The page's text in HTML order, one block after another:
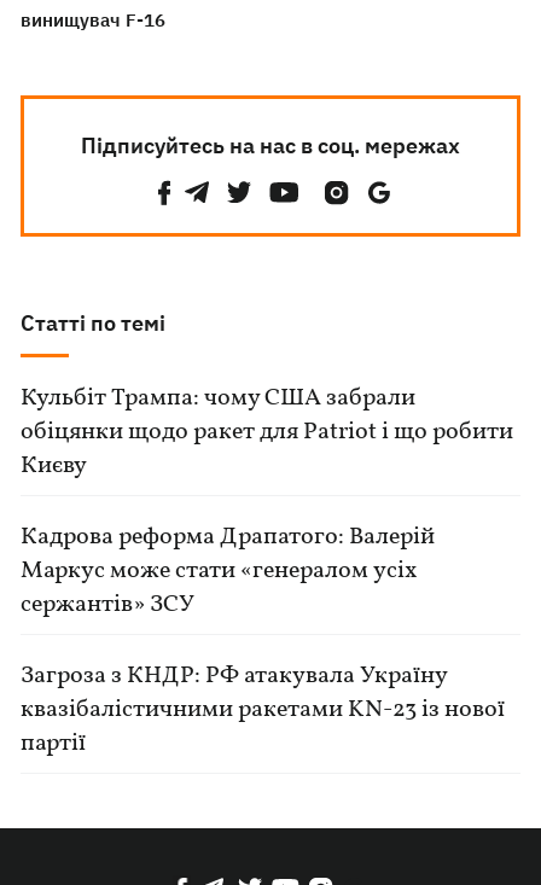
винищувач F-16
Підписуйтесь на нас в соц. мережах
Статті по темі
Кульбіт Трампа: чому США забрали
обіцянки щодо ракет для Patriot і що робити
Києву
Кадрова реформа Драпатого: Валерій
Маркус може стати «генералом усіх
сержантів» ЗСУ
Загроза з КНДР: РФ атакувала Україну
квазібалістичними ракетами KN-23 із нової
партії